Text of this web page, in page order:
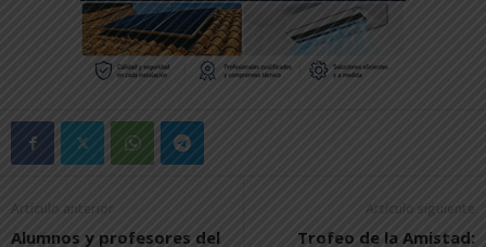
Artículo anterior
Alumnos y profesores del
Artículo siguiente
Trofeo de la Amistad: